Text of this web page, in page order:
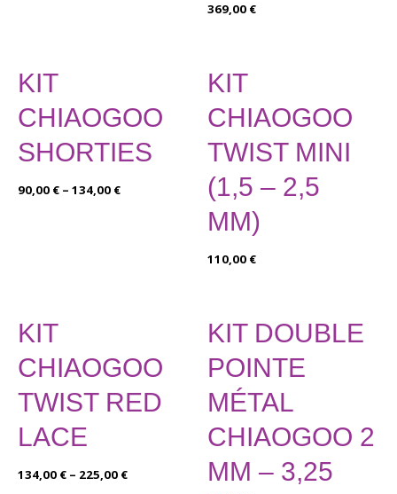
369,00 €
KIT
CHIAOGOO
SHORTIES
90,00 € – 134,00 €
KIT
CHIAOGOO
TWIST MINI
(1,5 – 2,5
MM)
110,00 €
KIT
CHIAOGOO
TWIST RED
LACE
134,00 € – 225,00 €
KIT DOUBLE
POINTE
MÉTAL
CHIAOGOO 2
MM – 3,25